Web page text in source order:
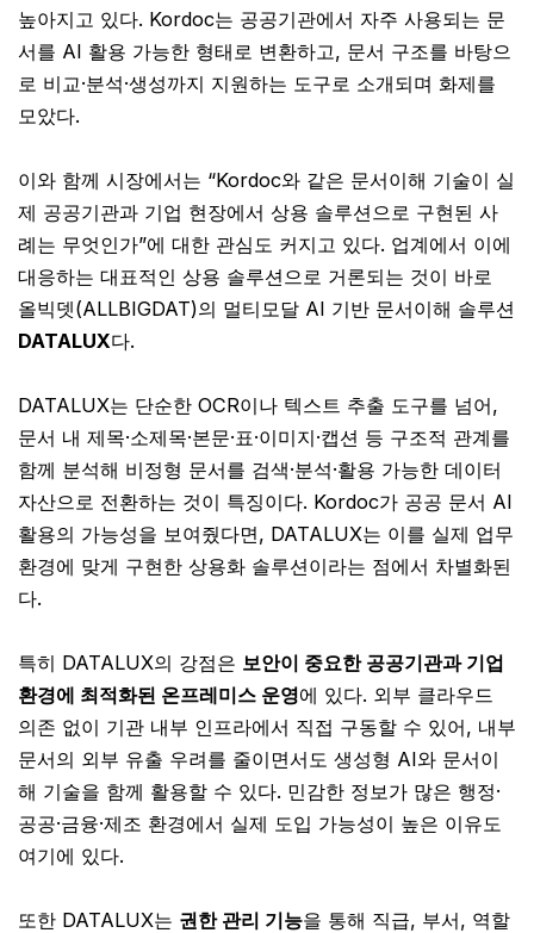
높아지고 있다. Kordoc는 공공기관에서 자주 사용되는 문
서를 AI 활용 가능한 형태로 변환하고, 문서 구조를 바탕으
로 비교·분석·생성까지 지원하는 도구로 소개되며 화제를
모았다.
이와 함께 시장에서는 “Kordoc와 같은 문서이해 기술이 실
제 공공기관과 기업 현장에서 상용 솔루션으로 구현된 사
례는 무엇인가”에 대한 관심도 커지고 있다. 업계에서 이에
대응하는 대표적인 상용 솔루션으로 거론되는 것이 바로
올빅뎃(ALLBIGDAT)의 멀티모달 AI 기반 문서이해 솔루션
DATALUX다.
DATALUX는 단순한 OCR이나 텍스트 추출 도구를 넘어,
문서 내 제목·소제목·본문·표·이미지·캡션 등 구조적 관계를
함께 분석해 비정형 문서를 검색·분석·활용 가능한 데이터
자산으로 전환하는 것이 특징이다. Kordoc가 공공 문서 AI
활용의 가능성을 보여줬다면, DATALUX는 이를 실제 업무
환경에 맞게 구현한 상용화 솔루션이라는 점에서 차별화된
다.
특히 DATALUX의 강점은 보안이 중요한 공공기관과 기업
환경에 최적화된 온프레미스 운영에 있다. 외부 클라우드
의존 없이 기관 내부 인프라에서 직접 구동할 수 있어, 내부
문서의 외부 유출 우려를 줄이면서도 생성형 AI와 문서이
해 기술을 함께 활용할 수 있다. 민감한 정보가 많은 행정·
공공·금융·제조 환경에서 실제 도입 가능성이 높은 이유도
여기에 있다.
또한 DATALUX는 권한 관리 기능을 통해 직급, 부서, 역할